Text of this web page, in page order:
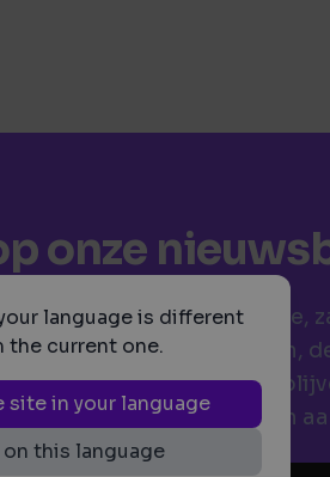
language is different
the current one.
site in your language
on this language
onze
trends in technologie,
waardevolle inzichten,
je te helpen voorop te
die jouw succes kunnen